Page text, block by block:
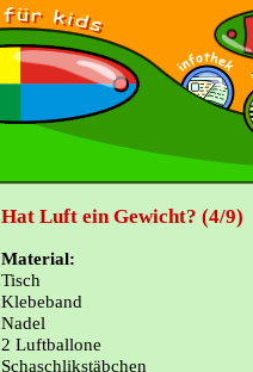
Hat Luft ein Gewicht? (4/9)
Material:
Tisch
Klebeband
Nadel
2 Luftballone
Schaschlikstäbchen